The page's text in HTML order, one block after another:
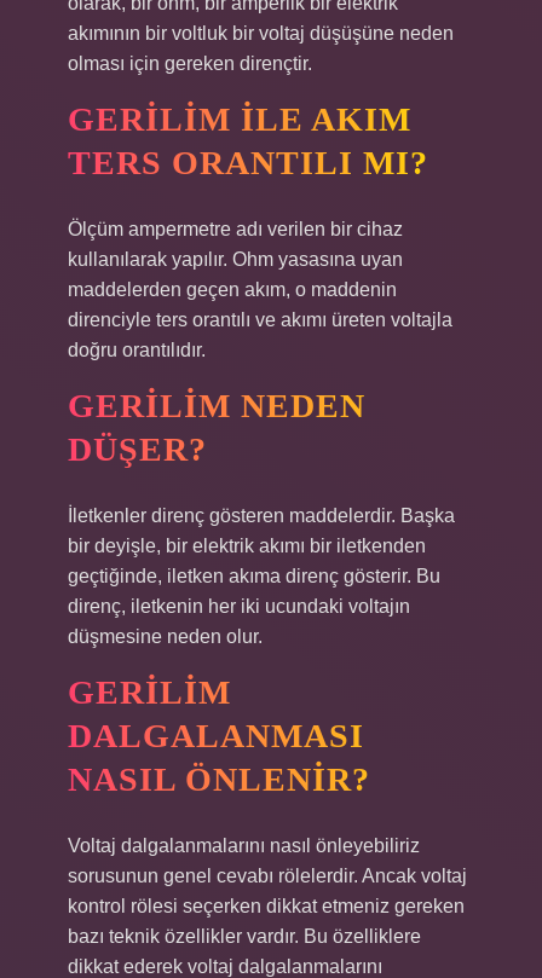
akımının bir voltluk bir voltaj düşüşüne neden
olması için gereken dirençtir.
GERILIM ILE AKIM
TERS ORANTILI MI?
Ölçüm ampermetre adı verilen bir cihaz
kullanılarak yapılır. Ohm yasasına uyan
maddelerden geçen akım, o maddenin
direnciyle ters orantılı ve akımı üreten voltajla
doğru orantılıdır.
GERILIM NEDEN
DÜŞER?
İletkenler direnç gösteren maddelerdir. Başka
bir deyişle, bir elektrik akımı bir iletkenden
geçtiğinde, iletken akıma direnç gösterir. Bu
direnç, iletkenin her iki ucundaki voltajın
düşmesine neden olur.
GERILIM
DALGALANMASI
NASIL ÖNLENIR?
Voltaj dalgalanmalarını nasıl önleyebiliriz
sorusunun genel cevabı rölelerdir. Ancak voltaj
kontrol rölesi seçerken dikkat etmeniz gereken
bazı teknik özellikler vardır. Bu özelliklere
dikkat ederek voltaj dalgalanmalarını